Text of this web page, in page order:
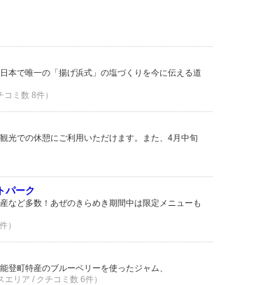
本で唯一の「揚げ浜式」の塩づくりを今に伝える道
ミ数 8件）
光での休憩にご利用いただけます。また、4月中旬
パーク
など多数！あぜのきらめき期間中は限定メニューも
）
登町特産のブルーベリーを使ったジャム、
エリア / クチコミ数 6件）